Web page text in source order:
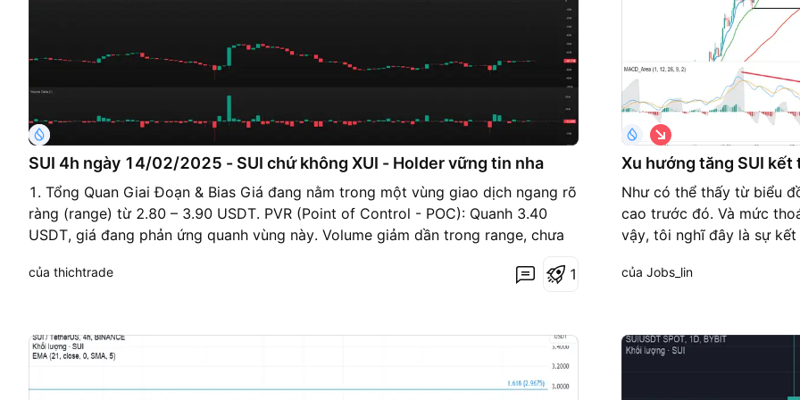
SUI 4h ngày 14/02/2025 - SUI chứ không XUI - Holder vững tin nha
1. Tổng Quan Giai Đoạn & Bias Giá đang nằm trong một vùng giao dịch ngang rõ
ràng (range) từ 2.80 – 3.90 USDT. PVR (Point of Control - POC): Quanh 3.40
USDT, giá đang phản ứng quanh vùng này. Volume giảm dần trong range, chưa
mua đột biến. Bias ban đầu: Tích lũy với xác suất cao. 2. Kiểm Tra Spring &
giá giữ trên 3.20 USDT, có thể xem là Test Spring yếu. UTAD có xảy ra không?
Giá chạm 3.90 USDT nhưng chưa thấy rejection mạnh với volume cao. Nếu giá
tiếp tục lên 3.90-4.10 với volume yếu, có thể nghi ngờ UTAD. Chưa có UTAD rõ
của thichtrade 1
Xu hướng tăng SUI kết
Như có thể thấy từ biểu
cao trước đó. Và mức
vậy, tôi nghĩ đây là sự
đó TP1 được đặt ở mức
#Thị trường tiền điện tử
động Phân tích này là
G
i
á
x
u
ố
n
g
của Jobs_lin